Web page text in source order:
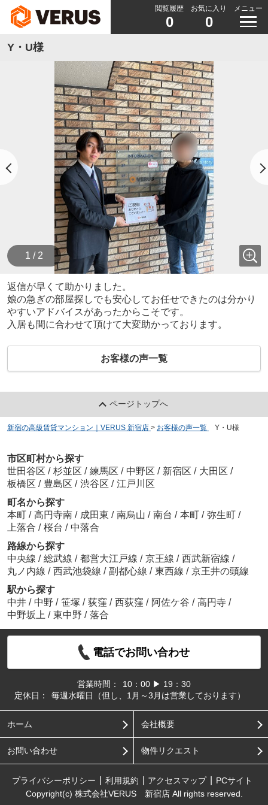
閲覧履歴
0
お気に入り
0
メニュー
Y・U様
1 / 2
返信が早くて助かりました。
娘の急ぎの部屋探しでも安心してお任せできたのは分かり
やすいアドバイスがあったからこそです。
入居も間に合わせて頂けて大変助かっております。
お客様の声一覧
ページトップへ
新宿の高級賃貸マンション｜VERUS 新宿店 > お客様の声一覧 Y・U様
市区町村から探す
世田谷区 / 杉並区 / 練馬区 / 中野区 / 新宿区 / 大田区 /
板橋区 / 豊島区 / 渋谷区 / 江戸川区
町名から探す
本町 / 高円寺南 / 成田東 / 南烏山 / 南台 / 本町 / 弥生町 /
上落合 / 桜台 / 中落合
路線から探す
中央線 / 総武線 / 都営大江戸線 / 京王線 / 西武新宿線 /
丸ノ内線 / 西武池袋線 / 副都心線 / 東西線 / 京王井の頭線
駅から探す
中井 / 中野 / 笹塚 / 荻窪 / 西荻窪 / 阿佐ケ谷 / 高円寺 /
中野坂上 / 東中野 / 落合
電話でお問い合わせ
営業時間：
10：00 ▶ 19：30
定休日：
毎週水曜日（但し、1月～3月は営業しております）
ホーム 会社概要
お問い合わせ 物件リクエスト
プライバシーポリシー 利用規約 アクセスマップ
PCサイト
Copyright(c) 株式会社VERUS 新宿店 All rights reserved.